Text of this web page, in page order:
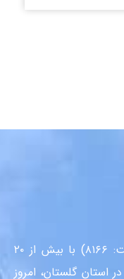
شرکت مفتول صنعت هیرکان (شماره ثبت: ۸۱۶۶) با بیش از ۲۰
استان گلستان، امروز